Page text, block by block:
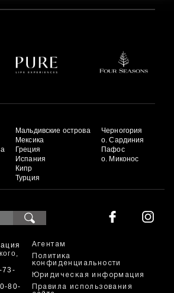
Мальдивские острова
Мексика
Греция
Испания
Кипр
Турция
Черногория
о. Сардиния
Пафос
о. Миконос
73-
80-
Агентам
Политика
конфиденциальности
Юридическая информация
Правила использования